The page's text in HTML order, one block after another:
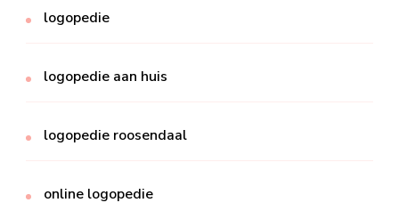
logopedie
logopedie aan huis
logopedie roosendaal
online logopedie